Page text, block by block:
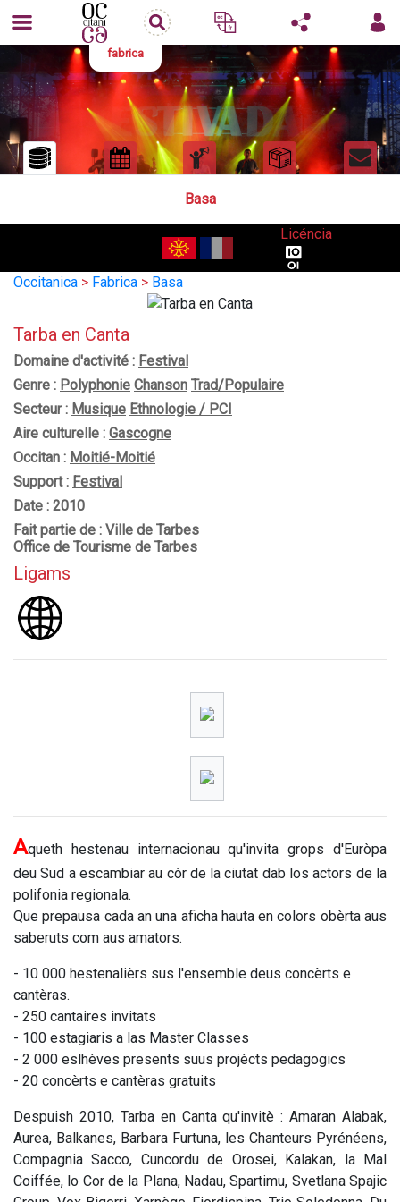
fabrica
Basa
Licéncia
Occitanica > Fabrica > Basa
Tarba en Canta
Domaine d'activité : Festival
Genre : Polyphonie Chanson Trad/Populaire
Secteur : Musique Ethnologie / PCI
Aire culturelle : Gascogne
Occitan : Moitié-Moitié
Support : Festival
Date : 2010
Fait partie de : Ville de Tarbes
Office de Tourisme de Tarbes
Ligams
Aqueth hestenau internacionau qu'invita grops d'Euròpa
deu Sud a escambiar au còr de la ciutat dab los actors de la
polifonia regionala.
Que prepausa cada an una aficha hauta en colors obèrta aus
saberuts com aus amators.
- 10 000 hestenalièrs sus l'ensemble deus concèrts e
cantèras.
- 250 cantaires invitats
- 100 estagiaris a las Master Classes
- 2 000 eslhèves presents suus projècts pedagogics
- 20 concèrts e cantèras gratuits
Despuish 2010, Tarba en Canta qu'invitè : Amaran Alabak,
Aurea, Balkanes, Barbara Furtuna, les Chanteurs Pyrénéens,
Compagnia Sacco, Cuncordu de Orosei, Kalakan, la Mal
Coiffée, lo Cor de la Plana, Nadau, Spartimu, Svetlana Spajic